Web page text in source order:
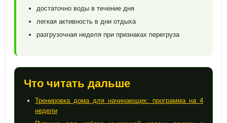
достаточно воды в течение дня
легкая активность в дни отдыха
разгрузочная неделя при признаках перегруза
Что читать дальше
Тренировка дома для начинающих: программа на 4
недели